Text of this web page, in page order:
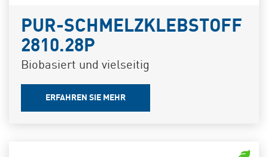
PUR-SCHMELZKLEBSTOFF
2810.28P
Biobasiert und vielseitig
ERFAHREN SIE MEHR